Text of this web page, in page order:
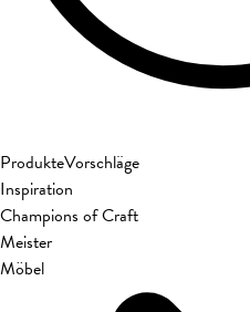
ProdukteVorschläge
Inspiration
Champions of Craft
Meister
Möbel